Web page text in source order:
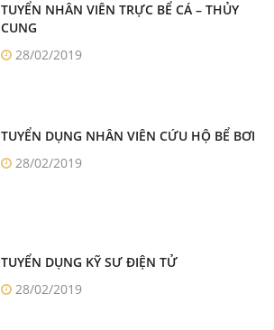
TUYỂN NHÂN VIÊN TRỰC BỂ CÁ – THỦY
CUNG
28/02/2019
TUYỂN DỤNG NHÂN VIÊN CỨU HỘ BỂ BƠI
28/02/2019
TUYỂN DỤNG KỸ SƯ ĐIỆN TỬ
28/02/2019